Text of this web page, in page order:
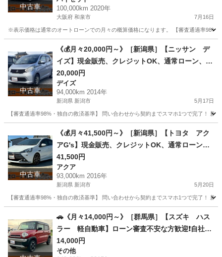
中古車
100,000km 2020年
大阪府 和泉市 7月16日
※表示価格は通常のオートローンでの月々の概算価格になります。 【審査通過率98%
ハイゼット ローン
中古車
《💰月々20,000円～》［新潟県］【ニッサン デ
イズ】現金販売、クレジットOK、通常ローン、自
社ローン対応❗審査通過率98%【オーシャンデザイ
ン】
20,000円
デイズ
94,000km 2014年
新潟県 新潟市 5月17日
【審査通過率98%・独自の救済基準】 問い合わせから契約までスマホ1つで完了！ 新
デイズ
中古車
《💰月々41,500円～》［新潟県］【トヨタ アク
アG's】現金販売、クレジットOK、通常ローン、
自社ローン対応❗審査通過率98%【オーシャンデザ
イン】
41,500円
アクア
93,000km 2016年
新潟県 新潟市 5月20日
【審査通過率98%・独自の救済基準】 問い合わせから契約までスマホ1つで完了！ 新
アクア
🚗《月々14,000円～》［群馬県］【スズキ ハス
ラー 軽自動車】ローン審査不安な方歓迎❗自社ロ
ーン対応・各種ローン対応・頭金0円【オーシャン
デザイン】
14,000円
その他